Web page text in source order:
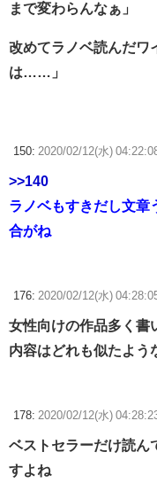
まで変わらんなぁ」
改めてラノベ読んだワ
は……」
150: 2020/02/12(水)
>>140
ラノベもすきだし文章
合がね
176: 2020/02/12(水)
女性向けの作品多く書
内容はどれも似たよう
178: 2020/02/12(水)
ベストセラーだけ読ん
すよね